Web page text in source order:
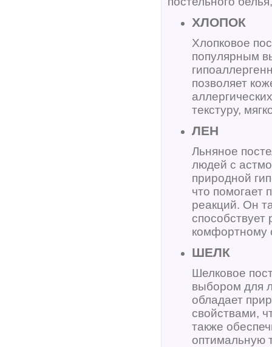
ХЛОПОК
Хлопковое
популярным
позволяет
текстуру,
ЛЕН
Льняное
людей с
природной
что помогает
реакций. Он
способствует
комфортному
ШЕЛК
Шелковое
выбором для
обладает
свойствами,
также
оптимальную